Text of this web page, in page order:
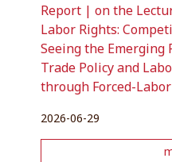
Report | on the
Labor Rights:
Seeing the
Trade Policy and
through Forced-
2026-06-29